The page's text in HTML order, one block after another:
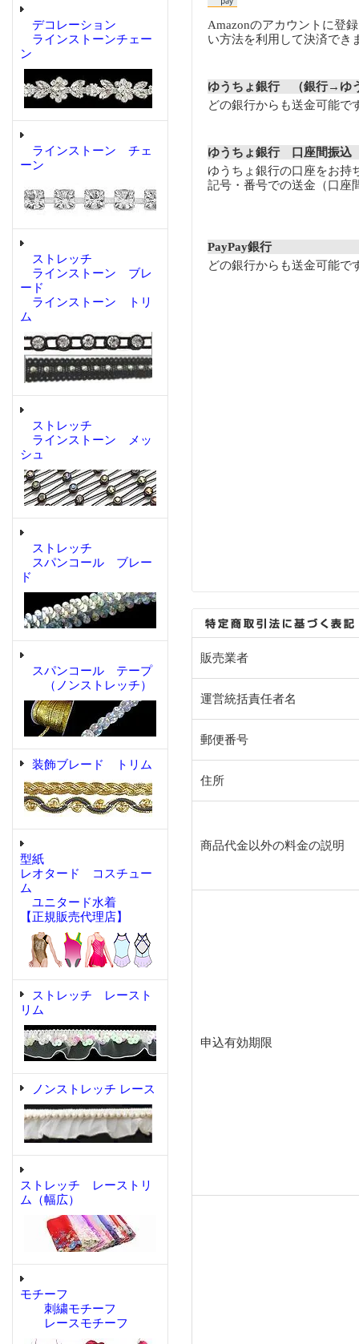
デコレーション
ラインストーンチェー
ン
ラインストーン チェ
ーン
ストレッチ
ラインストーン ブレ
ード
ラインストーン トリ
ム
ストレッチ
ラインストーン メッ
シュ
ストレッチ
スパンコール ブレー
ド
スパンコール テープ
（ノンストレッチ）
装飾ブレード トリム
型紙
レオタード コスチュー
ム
ユニタード水着
【正規販売代理店】
ストレッチ レースト
リム
ノンストレッチ レース
ストレッチ レーストリ
ム（幅広）
モチーフ
刺繍モチーフ
レースモチーフ
Amazonのアカウントに登
い方法を利用して決済でき
ゆうちょ銀行 （銀行→ゆ
どの銀行からも送金可能で
ゆうちょ銀行 口座間振込
ゆうちょ銀行の口座をお持
記号・番号での送金（口座
PayPay銀行
どの銀行からも送金可能で
販売業者
運営統括責任者名
郵便番号
住所
商品代金以外の料金の説明
申込有効期限